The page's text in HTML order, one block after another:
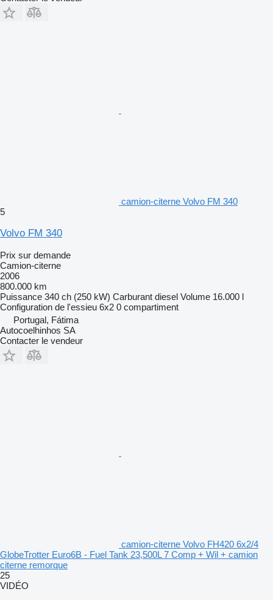
camion-citerne Volvo FM 340
5
Volvo FM 340
Prix sur demande
Camion-citerne
2006
800.000 km
Puissance 340 ch (250 kW) Carburant diesel Volume 16.000 l
Configuration de l'essieu 6x2 0 compartiment
Portugal, Fátima
Autocoelhinhos SA
Contacter le vendeur
camion-citerne Volvo FH420 6x2/4
GlobeTrotter Euro6B - Fuel Tank 23,500L 7 Comp + Wil + camion
citerne remorque
25
VIDÉO